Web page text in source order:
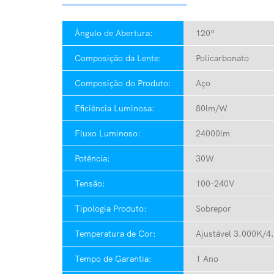
Ângulo de Abertura: 120º
Composição da Lente: Policarbonato
Composição do Produto: Aço
Eficiência Luminosa: 80lm/W
Fluxo Luminoso: 24000lm
Potência: 30W
Tensão: 100-240V
Tipologia Produto: Sobrepor
Temperatura de Cor: Ajustável 3.000K/
Tempo de Garantia: 1 Ano